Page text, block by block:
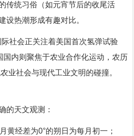
传统习俗（如元宵节后的收尾活
设热潮形成有趣对比。
社会正关注着美国首次氢弹试验
国内则聚焦于农业合作化运动，农历
业社会与现代工业文明的碰撞。
的天文观测：
黄经差为0°的朔日为每月初一；